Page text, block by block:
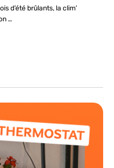
d’été brûlants, la clim’
…